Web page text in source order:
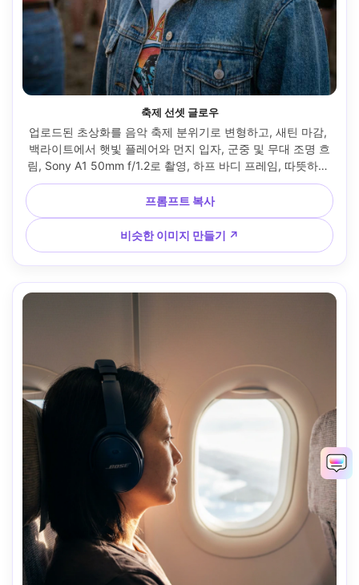
축제 선셋 글로우
업로드된 초상화를 음악 축제 분위기로 변형하고, 새틴 마감,
백라이트에서 햇빛 플레어와 먼지 입자, 군중 및 무대 조명 흐
림, Sony A1 50mm f/1.2로 촬영, 하프 바디 프레임, 따뜻하고
생생한 그레이딩, 사실적인 피부와 헤어 디테일이 있는 밝은
컬러풀한 오버이어 헤드폰을 추가하세요 --ar 4:5
프롬프트 복사
비슷한 이미지 만들기 ↗